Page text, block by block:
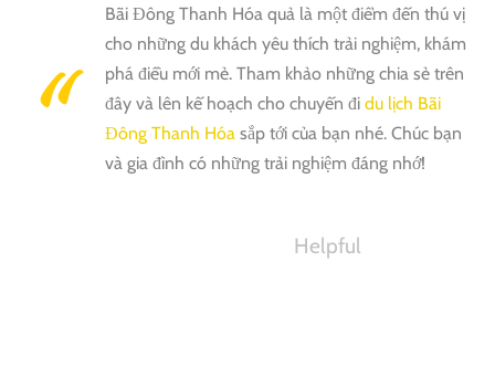
Bãi Đông Thanh Hóa quả là một điểm đến thú vị
cho những du khách yêu thích trải nghiệm, khám
phá điều mới mẻ. Tham khảo những chia sẻ trên
đây và lên kế hoạch cho chuyến đi du lịch Bãi
Đông Thanh Hóa sắp tới của bạn nhé. Chúc bạn
và gia đình có những trải nghiệm đáng nhớ!
Helpful